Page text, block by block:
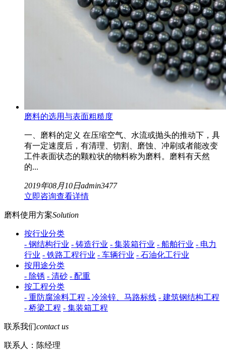
磨料的选用与表面粗糙度
一、磨料的定义 在压缩空气、水流或抛头的推动下，具
有一定速度后，有清理、切割、磨蚀、冲刷或者能改变
工件表面状态的颗粒状的物料称为磨料。磨料有天然
的...
2019年08月10日admin3477
立即咨询查看详情
磨料使用方案Solution
按行业分类
- 钢结构行业 - 铸造行业 - 集装箱行业 - 船舶行业 - 电力
行业 - 铁路工程行业 - 车辆行业 - 石油化工行业
按用途分类
- 除锈 - 清砂 - 配重
按工程分类
- 重防腐涂料工程 - 冷涂锌、马路标线 - 建筑钢结构工程
- 桥梁工程 - 集装箱工程
联系我们contact us
联系人：陈经理